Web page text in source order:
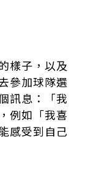
樣子，以及
參加球隊選
訊息：「我
例如「我喜
感受到自己